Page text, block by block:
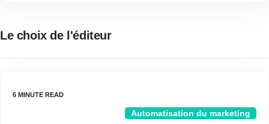
Le choix de l'éditeur
Automatisation du marketing